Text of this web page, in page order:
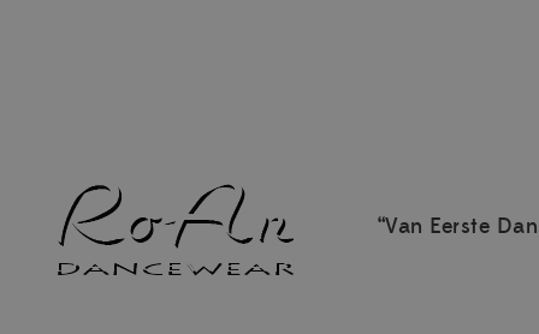
“Van Eerste